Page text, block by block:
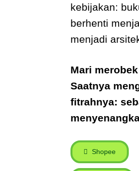
kebijakan:
berhenti
menjadi
Mari
Saatnya
fitrahnya:
Shopee